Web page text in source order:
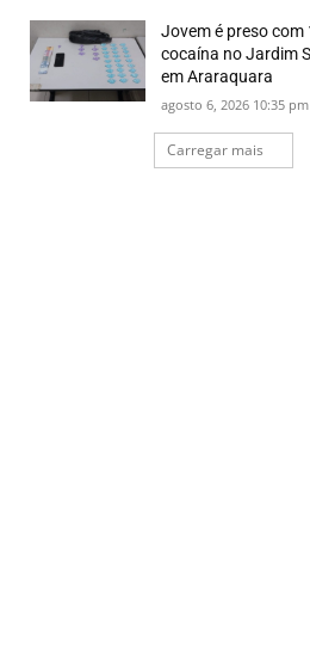
Jovem é preso com
cocaína no Jardim
em Araraquara
agosto 6, 2026 10:35 pm
Carregar mais